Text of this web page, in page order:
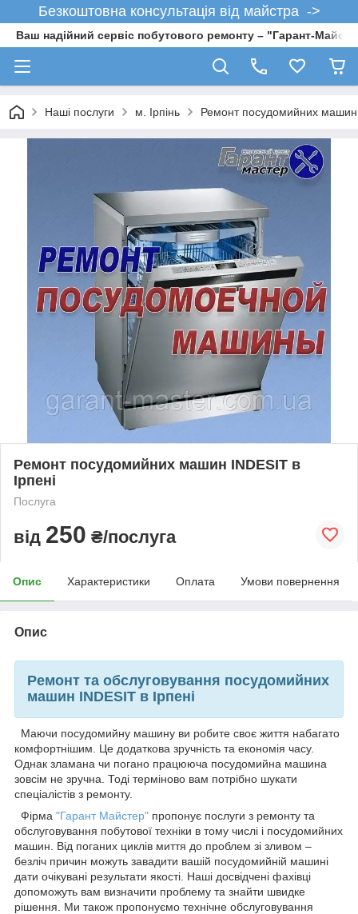
Безкоштовна консультація від майстра ->
Ваш надійний сервіс побутового ремонту – "Гарант-
Наші послуги м. Ірпінь Ремонт посудомийних машин
Ремонт посудомийних машин INDESIT в
Ірпені
Послуга
від 250 ₴/послуга
Опис Характеристики Оплата Умови повернення
Опис
Ремонт та обслуговування посудомийних
машин INDESIT в Ірпені
Маючи посудомийну машину ви робите своє життя набагато
комфортнішим. Це додаткова зручність та економія часу.
Однак зламана чи погано працююча посудомийна машина
зовсім не зручна. Тоді терміново вам потрібно шукати
спеціалістів з ремонту.
Фірма "Гарант Майстер" пропонує послуги з ремонту та
обслуговування побутової техніки в тому числі і посудомийних
машин. Від поганих циклів миття до проблем зі зливом –
безліч причин можуть завадити вашій посудомийній машині
дати очікувані результати якості. Наші досвідчені фахівці
допоможуть вам визначити проблему та знайти швидке
рішення. Ми також пропонуємо технічне обслуговування